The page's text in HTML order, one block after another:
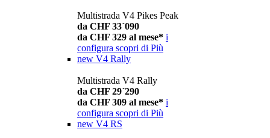
Multistrada V4 Pikes Peak
da CHF 33´090
da CHF 329 al mese* i
configura scopri di Più
new V4 Rally
Multistrada V4 Rally
da CHF 29´290
da CHF 309 al mese* i
configura scopri di Più
new V4 RS